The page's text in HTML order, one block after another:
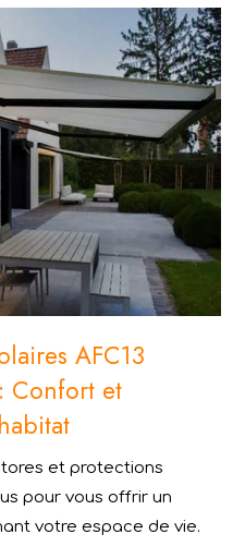
AFC13
Confort et
et protections
pour vous offrir un
votre espace de vie.